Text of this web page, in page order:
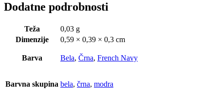
Dodatne podrobnosti
Teža
0,03 g
Dimenzije
0,59 × 0,39 × 0,3 cm
Barva Bela, Črna, French Navy
Barvna skupina bela, črna, modra